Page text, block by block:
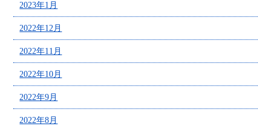
2023年1月
2022年12月
2022年11月
2022年10月
2022年9月
2022年8月